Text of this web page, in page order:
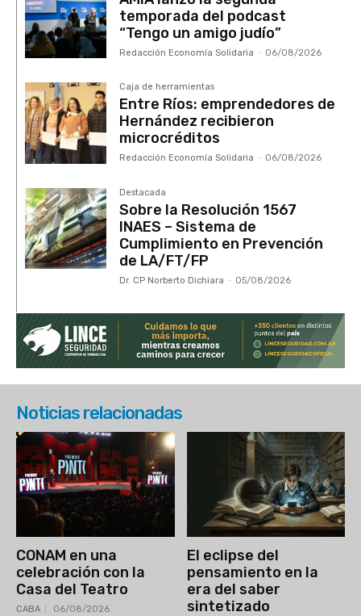
temporada del podcast
“Tengo un amigo judío”
Redacción Economía Solidaria - 06/08/2026
Caja de herramientas
Entre Ríos: emprendedores de
Hernández recibieron
microcréditos
Redacción Economía Solidaria - 06/08/2026
Destacada
Sobre la Resolución 1567
INAES – Sistema de
Cumplimiento en Prevención
de LA/FT/FP
Dr. CP Norberto Dichiara - 05/08/2026
Noticias relacionadas
CONAM en una
celebración con la
Casa del Teatro
CABA 06/08/2026
El eclipse del
pensamiento en la
era del saber
sintetizado